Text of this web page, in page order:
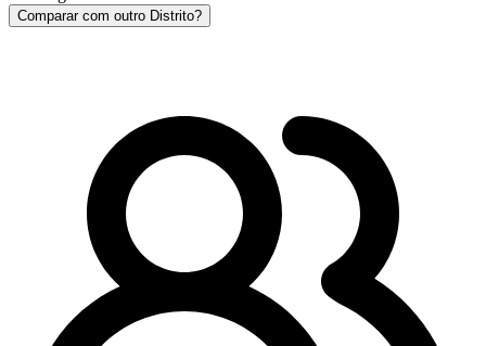
Comparar com outro Distrito?